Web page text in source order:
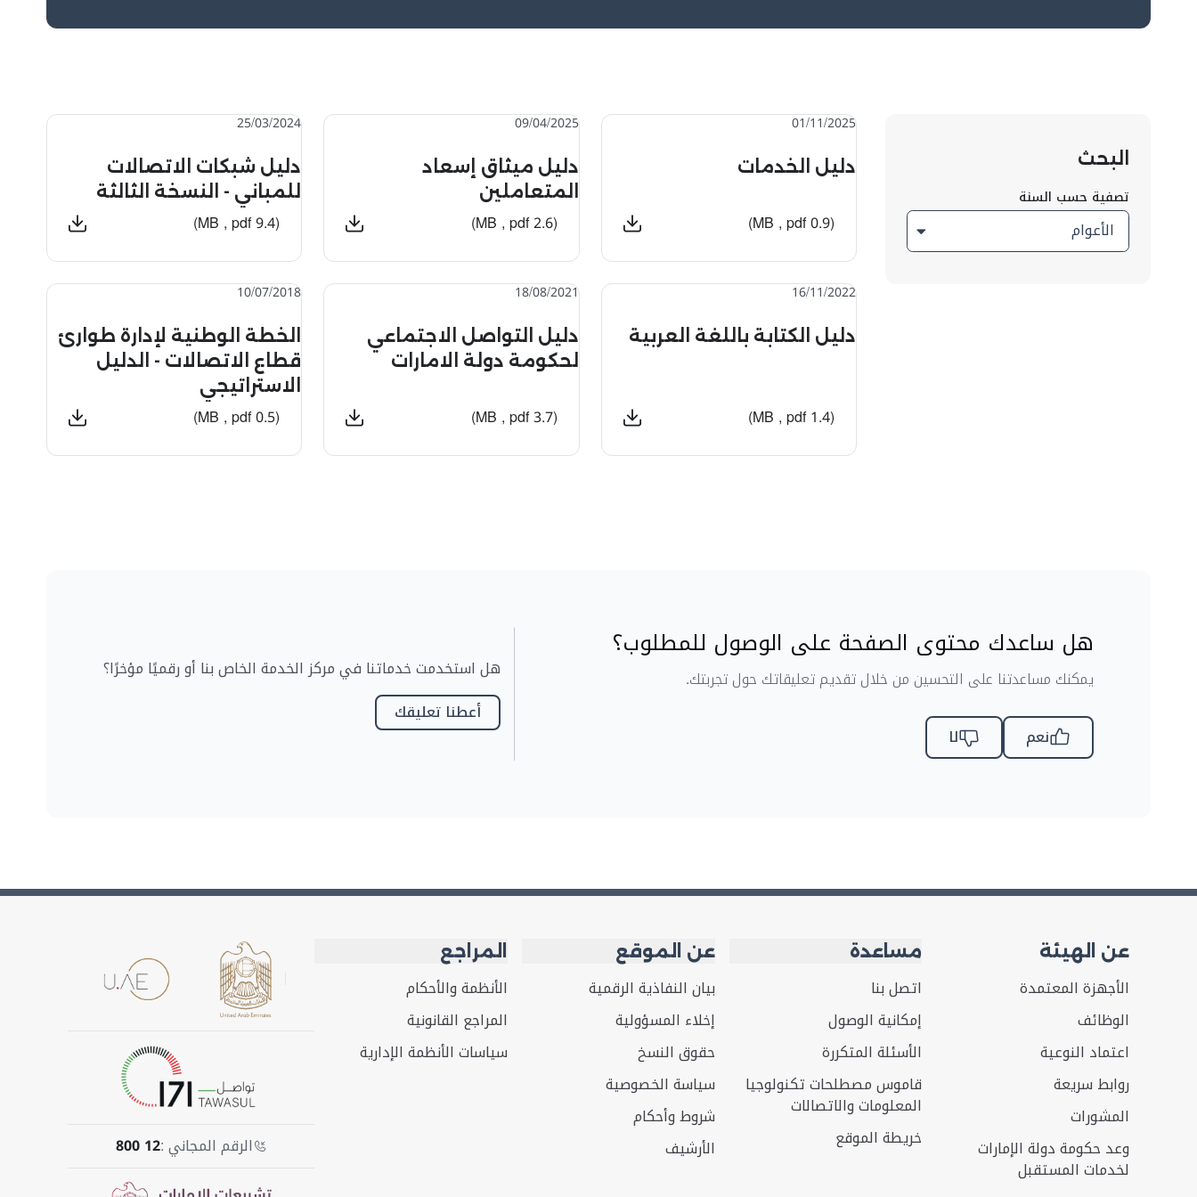
البحث
تصفية حسب السنة
الأعوام
The results update dynamically after activating the filter controls.
01/11/2025
دليل الخدمات
(0.9 MB , pdf)
09/04/2025
دليل ميثاق إسعاد
المتعاملين
(2.6 MB , pdf)
25/03/2024
دليل شبكات الاتصالات
للمباني - النسخة الثالثة
(9.4 MB , pdf)
16/11/2022
دليل الكتابة باللغة العربية
(1.4 MB , pdf)
18/08/2021
دليل التواصل الاجتماعي
لحكومة دولة الامارات
(3.7 MB , pdf)
10/07/2018
الخطة الوطنية لإدارة طوارئ
قطاع الاتصالات - الدليل
الاستراتيجي
(0.5 MB , pdf)
هل ساعدك محتوى الصفحة على الوصول للمطلوب؟
يمكنك مساعدتنا على التحسين من خلال تقديم تعليقاتك حول تجربتك.
نعم لا
هل استخدمت خدماتنا في مركز الخدمة الخاص بنا أو رقميًا مؤخرًا؟
أعطنا تعليقك
عن الهيئة
الأجهزة المعتمدة
الوظائف
اعتماد النوعية
روابط سريعة
المشورات
وعد حكومة دولة الإمارات
لخدمات المستقبل
مساعدة
اتصل بنا
إمكانية الوصول
الأسئلة المتكررة‎
قاموس مصطلحات تكنولوجيا
المعلومات والاتصالات
خريطة الموقع
عن الموقع
بيان النفاذية الرقمية
إخلاء المسؤولية
حقوق النسخ
سياسة الخصوصية
شروط وأحكام
الأرشيف
المراجع
الأنظمة والأحكام
المراجع القانونية
سياسات الأنظمة الإدارية
الرقم المجاني :800 12